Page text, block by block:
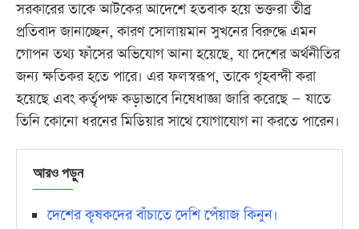
সরকারের তাকে আটকের আদেশে হতবাক হয়ে ভক্তরা তীব্র
প্রতিবাদ জানাচ্ছেন, কারণ সোলায়মান সুখনের বিরুদ্ধে এমন
গোপন তথ্য ফাঁসের অভিযোগ আনা হয়েছে, যা দেশের অর্থনীতির
জন্য ক্ষতিকর হতে পারে। এর ফলস্বরূপ, তাকে গৃহবন্দী করা
হয়েছে এবং কর্তৃপক্ষ কড়াভাবে নিষেধাজ্ঞা জারি করেছে — যাতে
তিনি কোনো ধরনের মিডিয়ার সাথে যোগাযোগ না করতে পারেন।
আরও পড়ুন
দেশের কৃষকদের বাঁচাতে দেশি পেঁয়াজ কিনুন।